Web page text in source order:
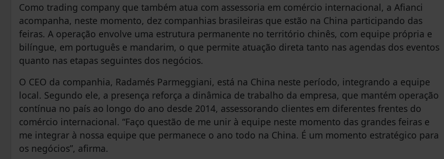
Como trading company que também atua com assessoria em comércio internacional, a Afianci
acompanha, neste momento, dez companhias brasileiras que estão na China participando das
feiras. A operação envolve uma estrutura permanente no território chinês, com equipe própria e
bilíngue, em português e mandarim, o que permite atuação direta tanto nas agendas dos eventos
quanto nas etapas seguintes dos negócios.
O CEO da companhia, Radamés Parmeggiani, está na China neste período, integrando a equipe
local. Segundo ele, a presença reforça a dinâmica de trabalho da empresa, que mantém operação
contínua no país ao longo do ano desde 2014, assessorando clientes em diferentes frentes do
comércio internacional. “Faço questão de me unir à equipe neste momento das grandes feiras e
me integrar à nossa equipe que permanece o ano todo na China. É um momento estratégico para
os negócios”, afirma.